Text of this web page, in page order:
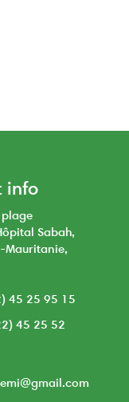
info
Sabah,
Mauritanie,
45 25 95 15
45 25 52